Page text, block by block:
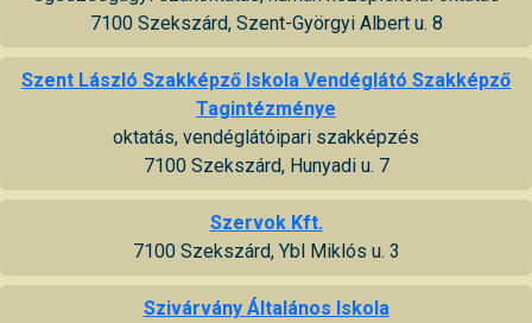
7100 Szekszárd, Szent-Györgyi Albert u. 8
Szent László Szakképző Iskola Vendéglátó Szakképző
Tagintézménye
oktatás, vendéglátóipari szakképzés
7100 Szekszárd, Hunyadi u. 7
Szervok Kft.
7100 Szekszárd, Ybl Miklós u. 3
Szivárvány Általános Iskola